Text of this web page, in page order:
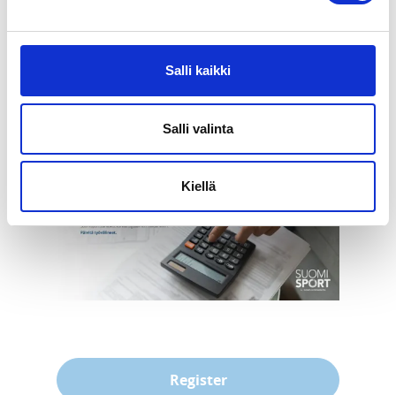
Salli kaikki
Salli valinta
Kiellä
Tapahtuman vetää Carita Riutta Suomen
Olympiakomiteasta.
jäsenseurojen jäsenille.
Register